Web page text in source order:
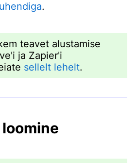
.
teavet alustamise
ja Zapier'i
sellelt lehelt.
loomine